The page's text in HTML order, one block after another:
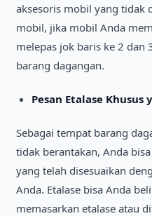
aksesoris mobil yang tidak
mobil, jika mobil Anda
melepas jok baris ke 2 dan
barang dagangan.
Pesan Etalase Khusus
Sebagai tempat barang
tidak berantakan, Anda
yang telah disesuaikan
Anda. Etalase bisa Anda
memasarkan etalase atau